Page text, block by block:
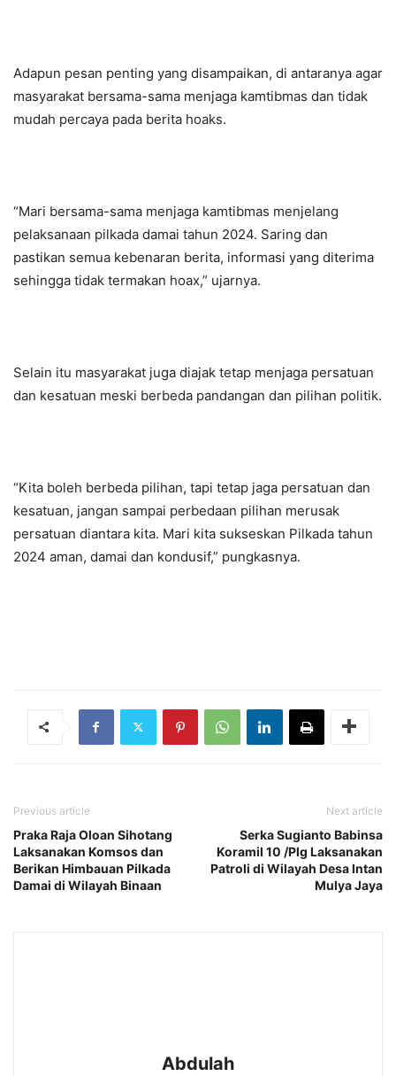
Adapun pesan penting yang disampaikan, di antaranya agar
masyarakat bersama-sama menjaga kamtibmas dan tidak
mudah percaya pada berita hoaks.
“Mari bersama-sama menjaga kamtibmas menjelang
pelaksanaan pilkada damai tahun 2024. Saring dan
pastikan semua kebenaran berita, informasi yang diterima
sehingga tidak termakan hoax,” ujarnya.
Selain itu masyarakat juga diajak tetap menjaga persatuan
dan kesatuan meski berbeda pandangan dan pilihan politik.
“Kita boleh berbeda pilihan, tapi tetap jaga persatuan dan
kesatuan, jangan sampai perbedaan pilihan merusak
persatuan diantara kita. Mari kita sukseskan Pilkada tahun
2024 aman, damai dan kondusif,” pungkasnya.
Previous article
Praka Raja Oloan Sihotang
Laksanakan Komsos dan
Berikan Himbauan Pilkada
Damai di Wilayah Binaan
Next article
Serka Sugianto Babinsa
Koramil 10 /Plg Laksanakan
Patroli di Wilayah Desa Intan
Mulya Jaya
Abdulah